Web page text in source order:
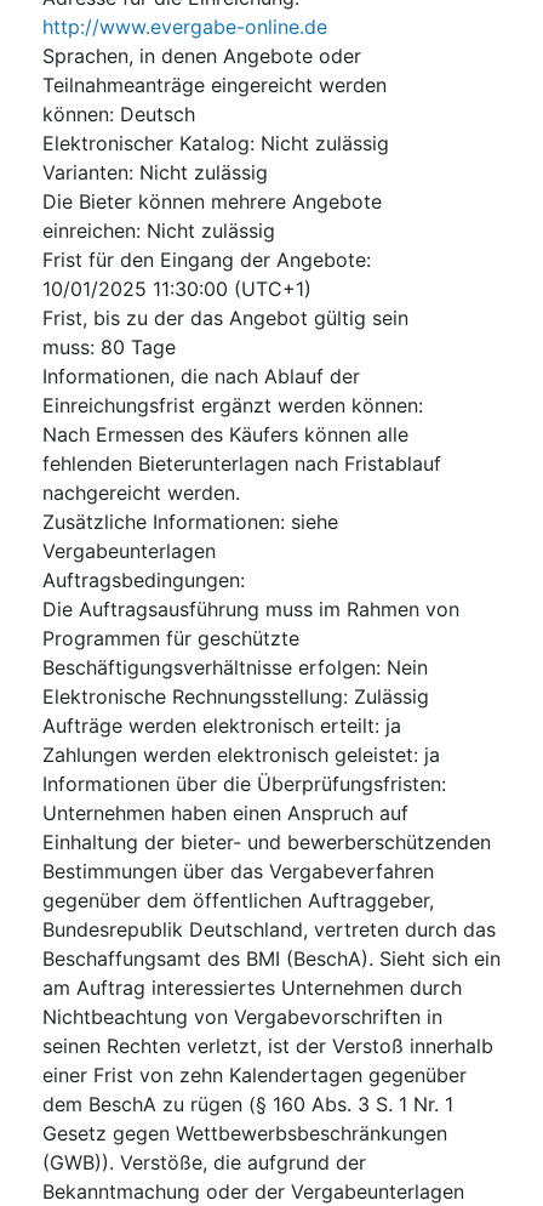
http://www.evergabe-online.de
Sprachen, in denen Angebote oder
Teilnahmeanträge eingereicht werden
können: Deutsch
Elektronischer Katalog: Nicht zulässig
Varianten: Nicht zulässig
Die Bieter können mehrere Angebote
einreichen: Nicht zulässig
Frist für den Eingang der Angebote:
10/01/2025 11:30:00 (UTC+1)
Frist, bis zu der das Angebot gültig sein
muss: 80 Tage
Informationen, die nach Ablauf der
Einreichungsfrist ergänzt werden können:
Nach Ermessen des Käufers können alle
fehlenden Bieterunterlagen nach Fristablauf
nachgereicht werden.
Zusätzliche Informationen: siehe
Vergabeunterlagen
Auftragsbedingungen:
Die Auftragsausführung muss im Rahmen von
Programmen für geschützte
Beschäftigungsverhältnisse erfolgen: Nein
Elektronische Rechnungsstellung: Zulässig
Aufträge werden elektronisch erteilt: ja
Zahlungen werden elektronisch geleistet: ja
Informationen über die Überprüfungsfristen:
Unternehmen haben einen Anspruch auf
Einhaltung der bieter- und bewerberschützenden
Bestimmungen über das Vergabeverfahren
gegenüber dem öffentlichen Auftraggeber,
Bundesrepublik Deutschland, vertreten durch das
Beschaffungsamt des BMI (BeschA). Sieht sich ein
am Auftrag interessiertes Unternehmen durch
Nichtbeachtung von Vergabevorschriften in
seinen Rechten verletzt, ist der Verstoß innerhalb
einer Frist von zehn Kalendertagen gegenüber
dem BeschA zu rügen (§ 160 Abs. 3 S. 1 Nr. 1
Gesetz gegen Wettbewerbsbeschränkungen
(GWB)). Verstöße, die aufgrund der
Bekanntmachung oder der Vergabeunterlagen